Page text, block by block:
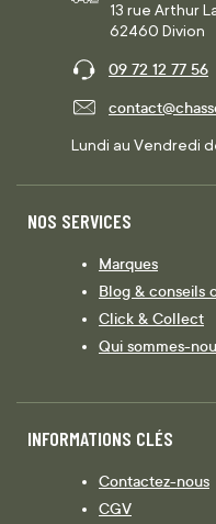
13 rue Arthur
62460 Divion
09 72 12 77 56
Lundi au Vendredi
NOS SERVICES
Marques
Blog & conseils
Click & Collect
Qui sommes-
INFORMATIONS CLÉS
Contactez-nous
CGV